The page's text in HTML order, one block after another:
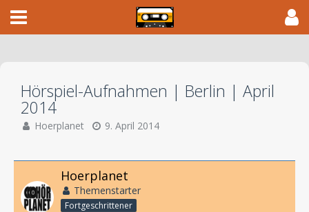
Hörspiel-Aufnahmen | Berlin | April
2014
Hoerplanet 9. April 2014
Hoerplanet
Themenstarter
Fortgeschrittener